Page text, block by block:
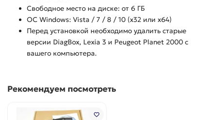
Свободное место на диске: от 6 ГБ
ОС Windows: Vista / 7 / 8 / 10 (x32 или x64)
Перед установкой необходимо удалить старые
версии DiagBox, Lexia 3 и Peugeot Planet 2000 с
вашего компьютера.
Рекомендуем посмотреть